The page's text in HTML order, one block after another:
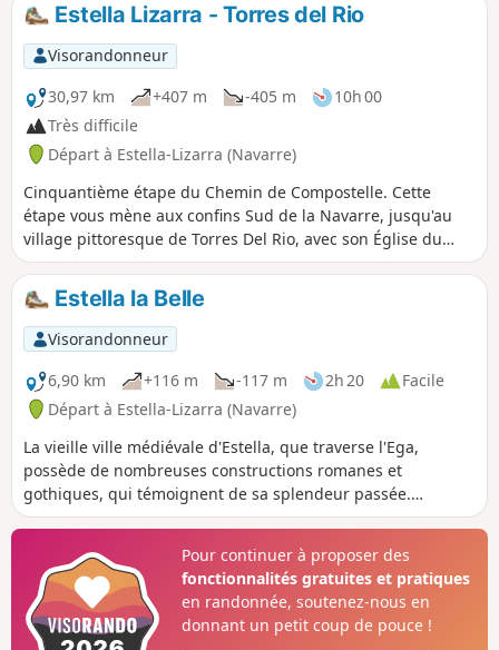
Estella Lizarra - Torres del Rio
Visorandonneur
30,97 km
+407 m -405 m
10h 00
Très difficile
Départ à Estella-Lizarra (Navarre)
Cinquantième étape du Chemin de Compostelle. Cette
étape vous mène aux confins Sud de la Navarre, jusqu'au
village pittoresque de Torres Del Rio, avec son Église du
Saint-Sépulcre, joyau de l'art roman. En plein soleil, ce
parcours est long et éprouvant. Quand vous arriverez à
Irache, connu pour sa fontaine à vin, vous aurez marché
seulement une demi-heure, et il vous restera encore 27 km
à parcourir… or le vin d’Irache est fortement alcoolisé,
même s’il se laisse boire facilement ! Pensez à bien remplir
votre gourde… en eau !
Estella la Belle
Visorandonneur
6,90 km
+116 m -117 m 2h 20
Facile
Départ à Estella-Lizarra (Navarre)
La vieille ville médiévale d'Estella, que traverse l'Ega,
possède de nombreuses constructions romanes et
gothiques, qui témoignent de sa splendeur passée.
« Estella la bella » comme l’appelaient les pèlerins du Moyen
Puente la Reina et Logroño. J'ai visité cette belle ville lors de
la quarante-neuvième étape de mon chemin de
Compostelle.
Pour continuer à proposer des
fonctionnalités gratuites et pratiques
en randonnée, soutenez-nous en
donnant un petit coup de pouce !